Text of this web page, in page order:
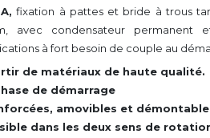
fixation à pattes et bride à trous
avec condensateur permanent
à fort besoin de couple au
de matériaux de haute qualité.
de démarrage
amovibles et
dans les deux sens de